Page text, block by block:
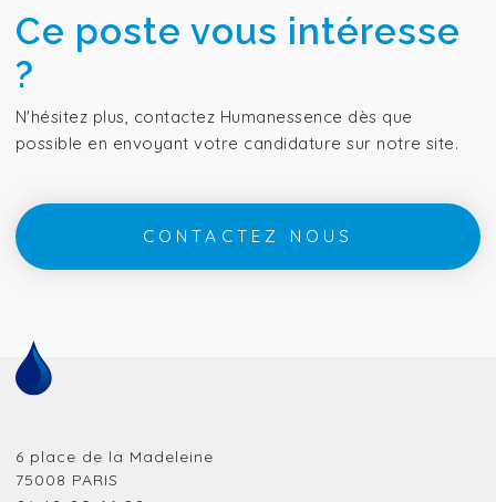
Ce poste vous intéresse
?
N'hésitez plus, contactez Humanessence dès que
possible en envoyant votre candidature sur notre site.
CONTACTEZ NOUS
6 place de la Madeleine
75008 PARIS